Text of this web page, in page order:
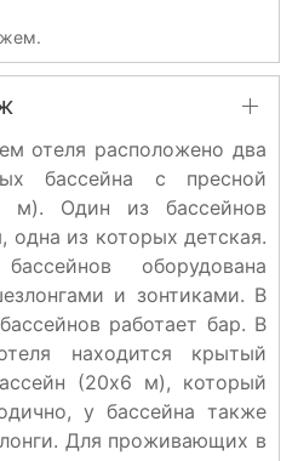
отеля расположено два
бассейна с пресной
Один из бассейнов
одна из которых детская.
оборудована
и зонтиками. В
работает бар. В
находится крытый
(20х6 м), который
у бассейна также
Для проживающих в